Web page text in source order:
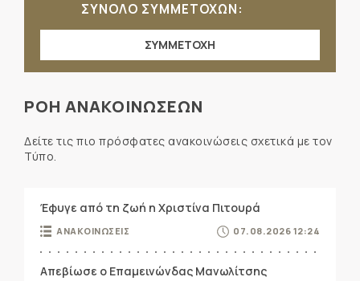
ΣΥΝΟΛΟ ΣΥΜΜΕΤΟΧΩΝ:
ΣΥΜΜΕΤΟΧΗ
ΡΟΗ ΑΝΑΚΟΙΝΩΣΕΩΝ
Δείτε τις πιο πρόσφατες ανακοινώσεις σχετικά με τον
Τύπο.
Έφυγε από τη ζωή η Χριστίνα Πιτουρά
ΑΝΑΚΟΙΝΩΣΕΙΣ 07.08.2026 12:24
Απεβίωσε ο Επαμεινώνδας Μανωλίτσης